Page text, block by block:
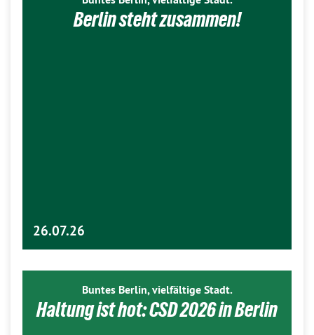
Berlin steht zusammen!
26.07.26
Buntes Berlin, vielfältige Stadt.
Haltung ist hot: CSD 2026 in Berlin